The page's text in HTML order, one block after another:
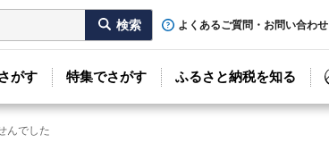
よくあるご質問・お問い合わせ
がす 特集でさがす ふるさと納税を知る
んでした